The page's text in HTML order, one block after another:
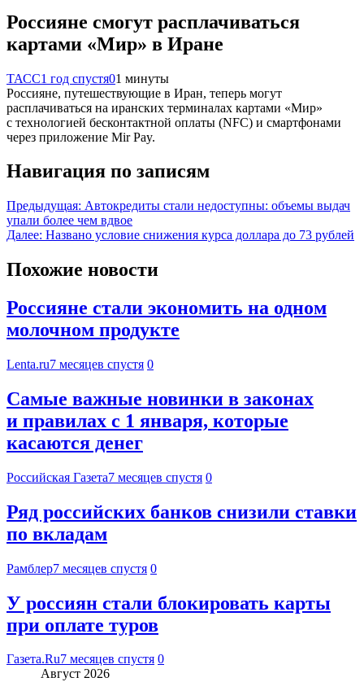
Россияне смогут расплачиваться
картами «Мир» в Иране
ТАСС1 год спустя01 минуты
Россияне, путешествующие в Иран, теперь могут
расплачиваться на иранских терминалах картами «Мир»
с технологией бесконтактной оплаты (NFC) и смартфонами
через приложение Mir Pay.
Навигация по записям
Предыдущая: Автокредиты стали недоступны: объемы выдач
упали более чем вдвое
Далее: Названо условие снижения курса доллара до 73 рублей
Похожие новости
Россияне стали экономить на одном
молочном продукте
Lenta.ru7 месяцев спустя 0
Самые важные новинки в законах
и правилах с 1 января, которые
касаются денег
Российская Газета7 месяцев спустя 0
Ряд российских банков снизили ставки
по вкладам
Рамблер7 месяцев спустя 0
У россиян стали блокировать карты
при оплате туров
Газета.Ru7 месяцев спустя 0
Август 2026